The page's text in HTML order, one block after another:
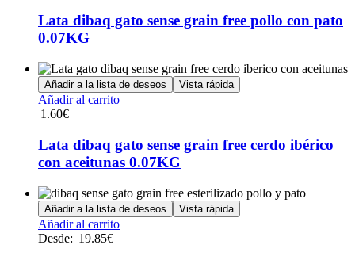
Lata dibaq gato sense grain free pollo con pato
0.07KG
Añadir a la lista de deseos Vista rápida
Añadir al carrito
1.60€
Lata dibaq gato sense grain free cerdo ibérico
con aceitunas 0.07KG
Añadir a la lista de deseos Vista rápida
Añadir al carritoEste
Desde: 19.85€